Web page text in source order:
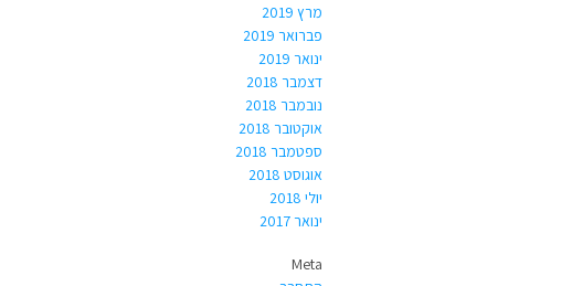
מרץ 2019
פברואר 2019
ינואר 2019
דצמבר 2018
נובמבר 2018
אוקטובר 2018
ספטמבר 2018
אוגוסט 2018
יולי 2018
ינואר 2017
Meta